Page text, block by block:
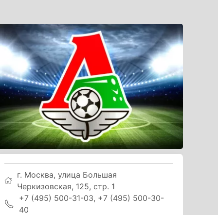
г. Москва, улица Большая
Черкизовская, 125, стр. 1
+7 (495) 500-31-03, +7 (495) 500-30-
40